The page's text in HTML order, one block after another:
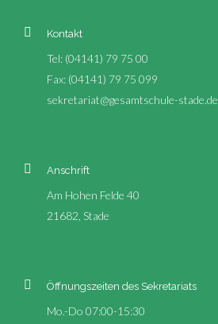
Kontakt
Tel: (04141) 79 75 00
Fax: (04141) 79 75 099
sekretariat@gesamtschule-stade.de
Anschrift
Am Hohen Felde 40
21682, Stade
Öffnungszeiten des Sekretariats
Mo.-Do 07:00-15:30